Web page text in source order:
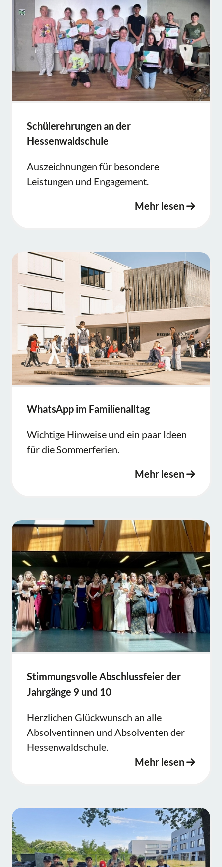
Schülerehrungen an der
Hessenwaldschule
Auszeichnungen für besondere
Leistungen und Engagement.
Mehr lesen
WhatsApp im Familienalltag
Wichtige Hinweise und ein paar Ideen
für die Sommerferien.
Mehr lesen
Stimmungsvolle Abschlussfeier der
Jahrgänge 9 und 10
Herzlichen Glückwunsch an alle
Absolventinnen und Absolventen der
Hessenwaldschule.
Mehr lesen